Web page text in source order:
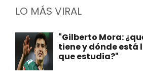
LO MÁS VIRAL
"Gilberto Mora:
tiene y dónde está
que estudia?"